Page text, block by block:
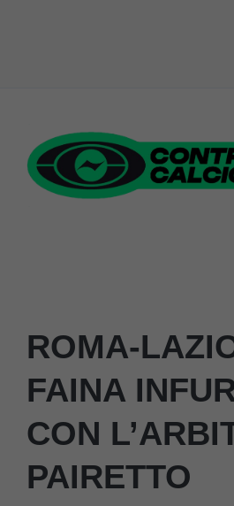
contenuto
ROMA-
FAINA
CON
PAIRETTO